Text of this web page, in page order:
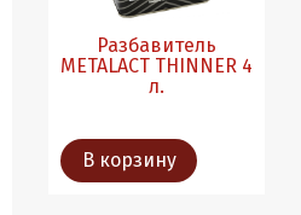
Разбавитель
METALACT THINNER 4
л.
В корзину